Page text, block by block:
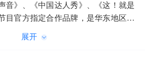
音》、《中国达人秀》、《这！就是
目官方指定合作品牌，是华东地区知